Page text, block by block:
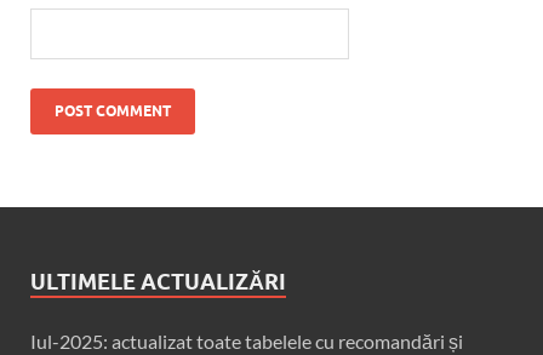
ULTIMELE ACTUALIZĂRI
Iul-2025: actualizat toate tabelele cu recomandări și